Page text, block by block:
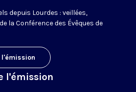
depuis Lourdes : veillées,
la Conférence des Évêques de
l'émission